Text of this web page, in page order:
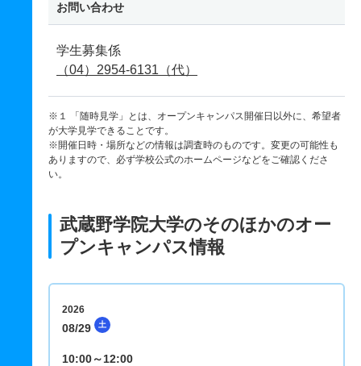
お問い合わせ
学生募集係
（04）2954-6131（代）
※１ 「随時見学」とは、オープンキャンパス開催日以外に、希望者
が大学見学できることです。
※開催日時・場所などの情報は調査時のものです。変更の可能性も
ありますので、必ず学校公式のホームページなどをご確認くださ
い。
武蔵野学院大学のそのほかのオー
プンキャンパス情報
2026
08/29 土
10:00～12:00